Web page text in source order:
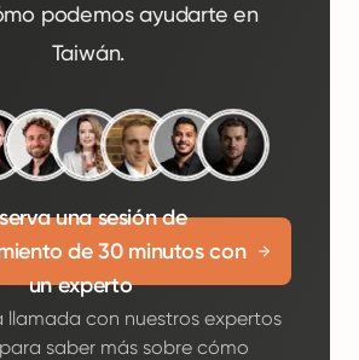
podemos ayudarte en
Taiwán.
una sesión de
de 30 minutos con
un experto
llamada con nuestros expertos
saber más sobre cómo